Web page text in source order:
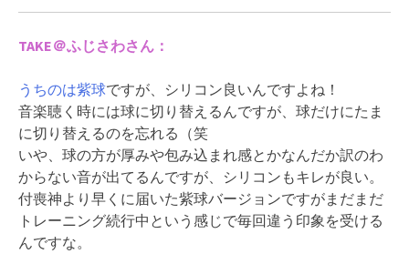
TAKE＠ふじさわさん：
うちのは紫球ですが、シリコン良いんですよね！
音楽聴く時には球に切り替えるんですが、球だけにたま
に切り替えるのを忘れる（笑
いや、球の方が厚みや包み込まれ感とかなんだか訳のわ
からない音が出てるんですが、シリコンもキレが良い。
付喪神より早くに届いた紫球バージョンですがまだまだ
トレーニング続行中という感じで毎回違う印象を受ける
んですな。